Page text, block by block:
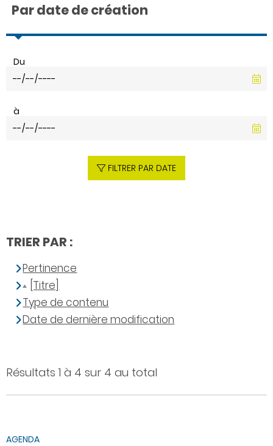
Résultats 1 à 4 sur 4 au total
AGENDA
Par date de création
Du
à
FILTRER PAR DATE
TRIER PAR :
Pertinence
[Titre]
Type de contenu
Date de dernière modification